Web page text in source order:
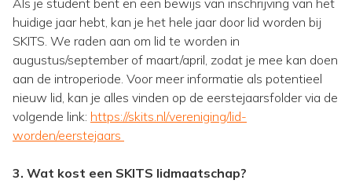
Als je student bent en een bewijs van inschrijving van het
huidige jaar hebt, kan je het hele jaar door lid worden bij
SKITS. We raden aan om lid te worden in
augustus/september of maart/april, zodat je mee kan doen
aan de introperiode. Voor meer informatie als potentieel
nieuw lid, kan je alles vinden op de eerstejaarsfolder via de
volgende link: https://skits.nl/vereniging/lid-
worden/eerstejaars
3. Wat kost een SKITS lidmaatschap?